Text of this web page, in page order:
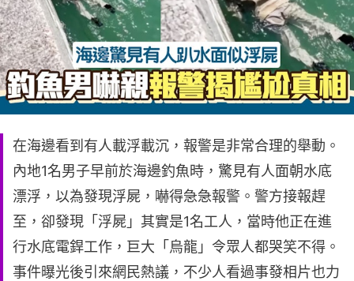
在海邊看到有人載浮載沉，報警是非常合理的舉動。
內地1名男子早前於海邊釣魚時，驚見有人面朝水底
漂浮，以為發現浮屍，嚇得急急報警。警方接報趕
至，卻發現「浮屍」其實是1名工人，當時他正在進
行水底電銲工作，巨大「烏龍」令眾人都哭笑不得。
事件曝光後引來網民熱議，不少人看過事發相片也力